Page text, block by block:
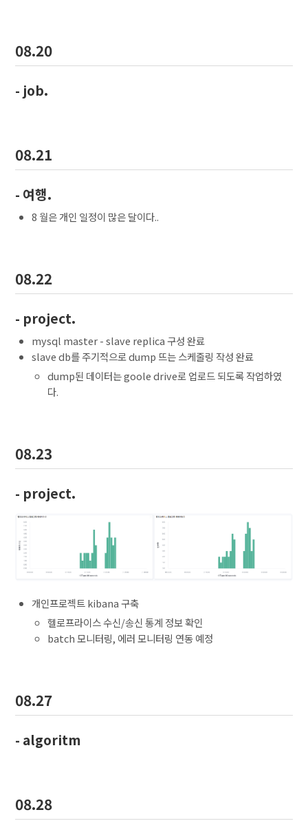
08.20
- job.
08.21
- 여행.
8 월은 개인 일정이 많은 달이다..
08.22
- project.
mysql master - slave replica 구성 완료
slave db를 주기적으로 dump 뜨는 스케줄링 작성 완료
dump된 데이터는 goole drive로 업로드 되도록 작업하였
다.
08.23
- project.
개인프로젝트 kibana 구축
헬로프라이스 수신/송신 통계 정보 확인
batch 모니터링, 에러 모니터링 연동 예정
08.27
- algoritm
08.28